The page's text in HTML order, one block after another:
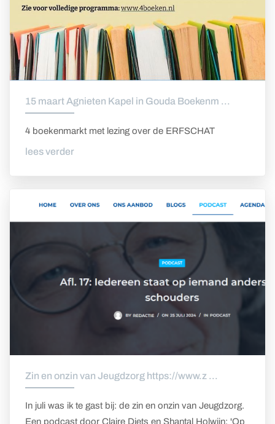
15 maart Agnieten Kapel in Gouda Boekenm ...
4 boekenmarkt met lezing over de ERFSCHAT
lees verder
Zin en onzin van Jeugdzorg https://www.z ...
In juli was ik te gast bij: de zin en onzin van Jeugdzorg.
Een podcast door Claire Diets en Shantal Holwijn: 'Op